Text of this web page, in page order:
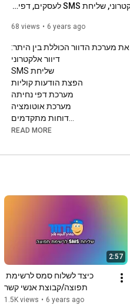
הכרות עם הדוור - מערכת דיוור אלקטרוני, שליחת SMS לעסקים, דפי נחיתה, משפכי שיווק ואוטומציה
68 views 6 years ago
חשבון הדגמה חינם בקרו באתר:
https://www.hadavar.co.il/
לדף הפייסבוק שלנו:
https://www.facebook.com/
https://www.youtube.com/
READ MORE
2:57
תפוצה/קבוצת אנשי קשר
1.5K views • 6 years ago